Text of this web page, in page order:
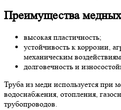
Преимущества
высокая пластичность;
устойчивость к коррозии,
механическим
долговечность и
Труба из меди используется при
водоснабжения, отопления,
трубопроводов.